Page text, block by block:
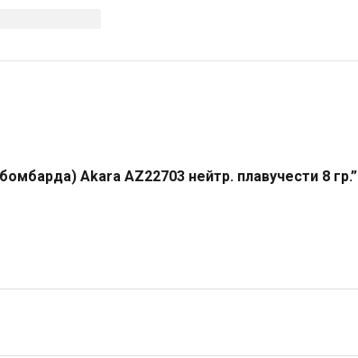
Akara AZ22703 нейтр. плавучести 8 гр.”